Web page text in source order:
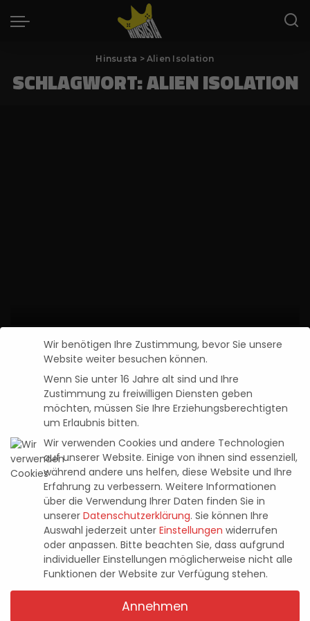
Hinsusta >Alien Isolation
SCHLAGWORT:ALIEN ISOLATION
Alien: Isolation™ erscheint am 16.
Dezember für iOS und Android
Neuste Beiträge
Entwicklervideo zu Tomb Raider: Legacy
of Atlantis zeigt knifflige Rätsel und
tückische Fallen
4. August 2026
Halo: Campaign Evolved – im Test (PS5)
23. Juli 2026
Wir benötigen Ihre Zustimmung, bevor Sie unsere
Website weiter besuchen können.
Wenn Sie unter 16 Jahre alt sind und Ihre
Zustimmung zu freiwilligen Diensten geben
möchten, müssen Sie Ihre Erziehungsberechtigten
um Erlaubnis bitten.
Wir verwenden Cookies und andere Technologien
auf unserer Website. Einige von ihnen sind essenziell,
während andere uns helfen, diese Website und Ihre
Erfahrung zu verbessern. Weitere Informationen
über die Verwendung Ihrer Daten finden Sie in
unserer Datenschutzerklärung. Sie können Ihre
Auswahl jederzeit unter Einstellungen widerrufen
oder anpassen. Bitte beachten Sie, dass aufgrund
individueller Einstellungen möglicherweise nicht alle
Funktionen der Website zur Verfügung stehen.
Annehmen